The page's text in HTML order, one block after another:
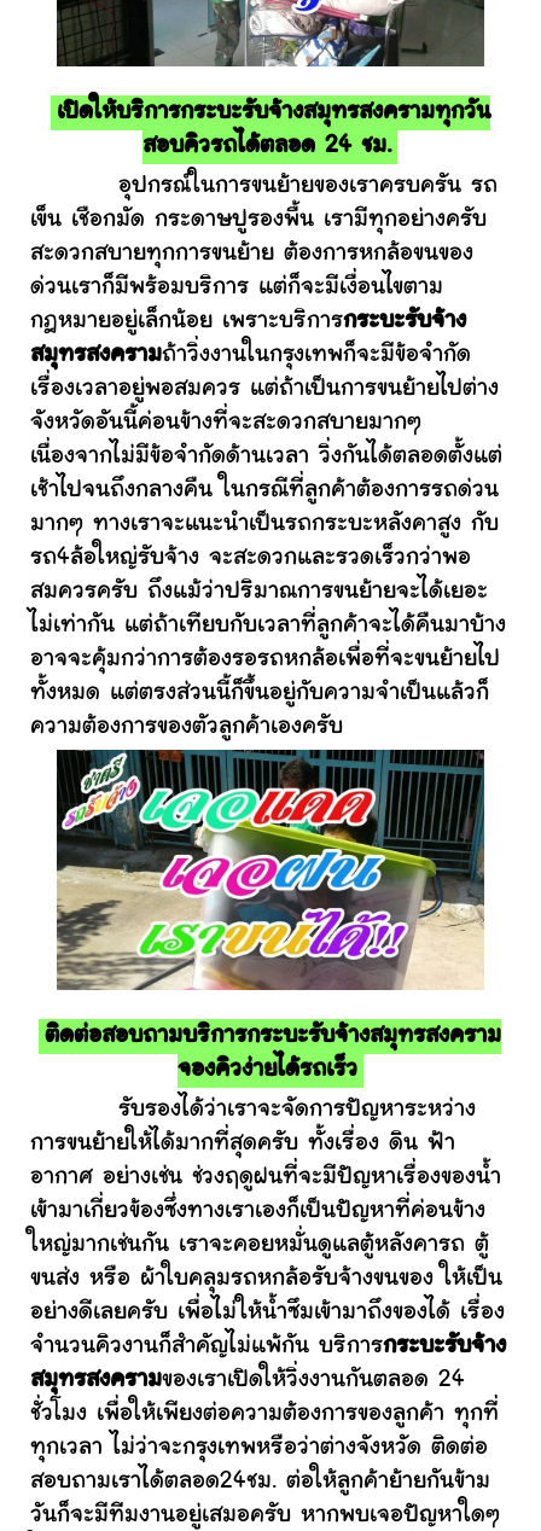
เปิดให้บริการกระบะรับจ้างสมุทรสงครามทุกวัน
สอบคิวรถได้ตลอด 24 ชม.
อุปกรณ์ในการขนย้ายของเราครบครัน รถ
เข็น เชือกมัด กระดาษปูรองพื้น เรามีทุกอย่างครับ
สะดวกสบายทุกการขนย้าย ต้องการหกล้อขนของ
ด่วนเราก็มีพร้อมบริการ แต่ก็จะมีเงื่อนไขตาม
กฎหมายอยู่เล็กน้อย เพราะบริการกระบะรับจ้าง
สมุทรสงครามถ้าวิ่งงานในกรุงเทพก็จะมีข้อจำกัด
เรื่องเวลาอยู่พอสมควร แต่ถ้าเป็นการขนย้ายไปต่าง
จังหวัดอันนี้ค่อนข้างที่จะสะดวกสบายมากๆ
เนื่องจากไม่มีข้อจำกัดด้านเวลา วิ่งกันได้ตลอดตั้งแต่
เช้าไปจนถึงกลางคืน ในกรณีที่ลูกค้าต้องการรถด่วน
มากๆ ทางเราจะแนะนำเป็นรถกระบะหลังคาสูง กับ
รถ4ล้อใหญ่รับจ้าง จะสะดวกและรวดเร็วกว่าพอ
สมควรครับ ถึงแม้ว่าปริมาณการขนย้ายจะได้เยอะ
ไม่เท่ากัน แต่ถ้าเทียบกับเวลาที่ลูกค้าจะได้คืนมาบ้าง
อาจจะคุ้มกว่าการต้องรอรถหกล้อเพื่อที่จะขนย้ายไป
ทั้งหมด แต่ตรงส่วนนี้ก็ขึ้นอยู่กับความจำเป็นแล้วก็
ความต้องการของตัวลูกค้าเองครับ
ติดต่อสอบถามบริการกระบะรับจ้างสมุทรสงคราม
จองคิวง่ายได้รถเร็ว
รับรองได้ว่าเราจะจัดการปัญหาระหว่าง
การขนย้ายให้ได้มากที่สุดครับ ทั้งเรื่อง ดิน ฟ้า
อากาศ อย่างเช่น ช่วงฤดูฝนที่จะมีปัญหาเรื่องของน้ำ
เข้ามาเกี่ยวข้องซึ่งทางเราเองก็เป็นปัญหาที่ค่อนข้าง
ใหญ่มากเช่นกัน เราจะคอยหมั่นดูแลตู้หลังคารถ ตู้
ขนส่ง หรือ ผ้าใบคลุมรถหกล้อรับจ้างขนของ ให้เป็น
อย่างดีเลยครับ เพื่อไม่ให้น้ำซึมเข้ามาถึงของได้ เรื่อง
จำนวนคิวงานก็สำคัญไม่แพ้กัน บริการกระบะรับจ้าง
สมุทรสงครามของเราเปิดให้วิ่งงานกันตลอด 24
ชั่วโมง เพื่อให้เพียงต่อความต้องการของลูกค้า ทุกที่
ทุกเวลา ไม่ว่าจะกรุงเทพหรือว่าต่างจังหวัด ติดต่อ
สอบถามเราได้ตลอด24ชม. ต่อให้ลูกค้าย้ายกันข้าม
วันก็จะมีทีมงานอยู่เสมอครับ หากพบเจอปัญหาใดๆ